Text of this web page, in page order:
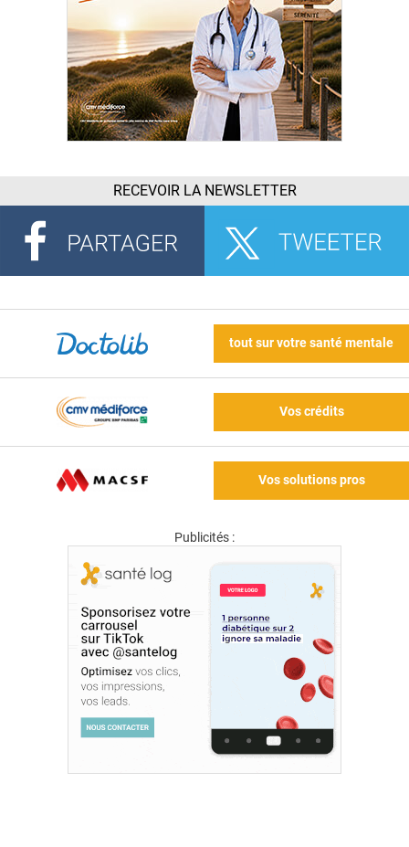
RECEVOIR LA NEWSLETTER
tout sur votre santé mentale
Vos crédits
Vos solutions pros
Publicités :